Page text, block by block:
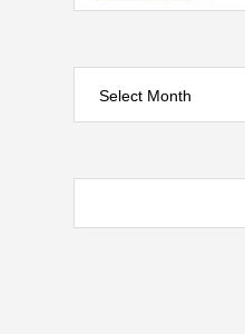
Select Month